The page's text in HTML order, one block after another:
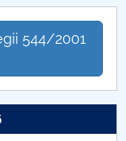
544/2001